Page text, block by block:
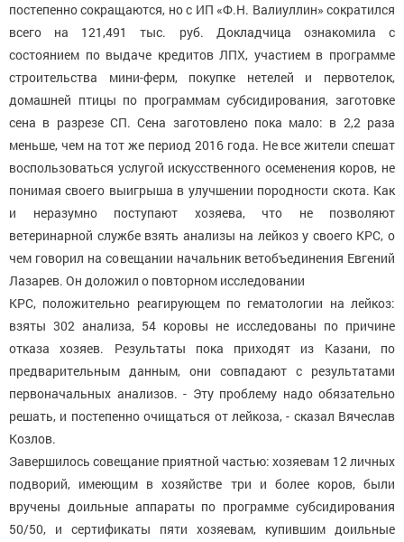
постепенно сокращаются, но с ИП «Ф.Н. Валиуллин» сократился
всего на 121,491 тыс. руб. Докладчица ознакомила с
состоянием по выдаче кредитов ЛПХ, участием в программе
строительства мини-ферм, покупке нетелей и первотелок,
домашней птицы по программам субсидирования, заготовке
сена в разрезе СП. Сена заготовлено пока мало: в 2,2 раза
меньше, чем на тот же период 2016 года. Не все жители спешат
воспользоваться услугой искусственного осеменения коров, не
понимая своего выигрыша в улучшении породности скота. Как
и неразумно поступают хозяева, что не позволяют
ветеринарной службе взять анализы на лейкоз у своего КРС, о
чем говорил на совещании начальник ветобъединения Евгений
Лазарев. Он доложил о повторном исследовании
КРС, положительно реагирующем по гематологии на лейкоз:
взяты 302 анализа, 54 коровы не исследованы по причине
отказа хозяев. Результаты пока приходят из Казани, по
предварительным данным, они совпадают с результатами
первоначальных анализов. - Эту проблему надо обязательно
решать, и постепенно очищаться от лейкоза, - сказал Вячеслав
Козлов.
Завершилось совещание приятной частью: хозяевам 12 личных
подворий, имеющим в хозяйстве три и более коров, были
вручены доильные аппараты по программе субсидирования
50/50, и сертификаты пяти хозяевам, купившим доильные